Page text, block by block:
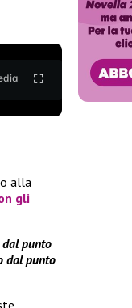
alla
gli
dal punto
dal punto